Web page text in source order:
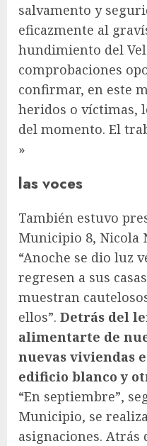
salvamento y
eficazmente al
hundimiento del
comprobaciones
confirmar, en este
heridos o víctimas,
del momento. El
»
las voces
También estuvo
Municipio 8, Nicola
“Anoche se dio luz
regresen a sus
muestran
ellos”. Detrás del
alimentarte de
nuevas viviendas
edificio blanco y
“En septiembre”,
Municipio, se
asignaciones. Atrás